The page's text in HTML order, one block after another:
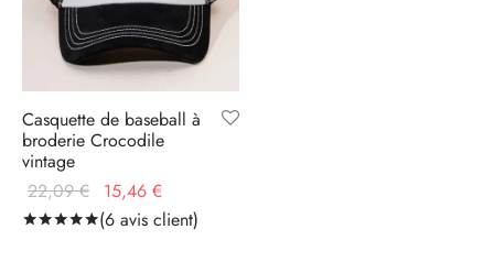
Casquette de baseball à
broderie Crocodile
vintage
22,09€
Le prix
initial
15,46 €
actuel
Notésur 5 basé sur
(6 avis client)